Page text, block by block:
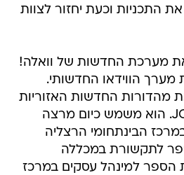
התכניות וכעת יחזור לצוות
מערכת החדשות של וואלה!
הווידאו החדשותי.
מהדורות החדשות האזוריות
בדרום עבור חברת JCS. הוא משמש כיום מרצה
הבינתחומי הרצליה
לתקשורת במכללה
הספר למינהל עסקים במרכז